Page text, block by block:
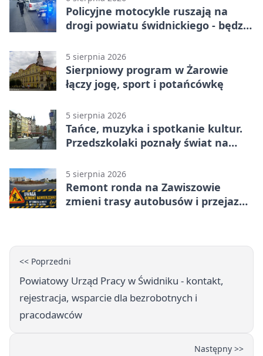
Policyjne motocykle ruszają na
drogi powiatu świdnickiego - będzie
5 sierpnia 2026
Sierpniowy program w Żarowie
łączy jogę, sport i potańcówkę
5 sierpnia 2026
Tańce, muzyka i spotkanie kultur.
Przedszkolaki poznały świat na
5 sierpnia 2026
Remont ronda na Zawiszowie
zmieni trasy autobusów i przejazd
<< Poprzedni
Powiatowy Urząd Pracy w Świdniku - kontakt,
rejestracja, wsparcie dla bezrobotnych i
pracodawców
Następny >>